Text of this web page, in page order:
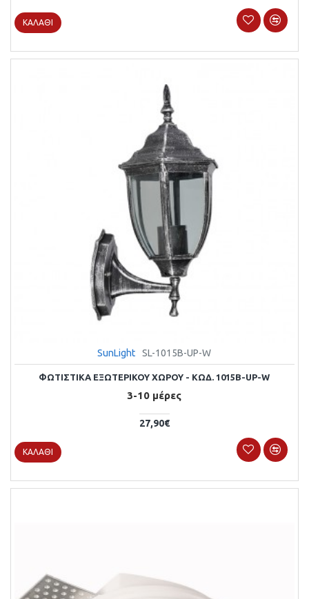
ΚΑΛΆΘΙ
SunLight SL-1015B-UP-W
ΦΩΤΙΣΤΙΚΑ ΕΞΩΤΕΡΙΚΟΥ ΧΩΡΟΥ - ΚΩΔ. 1015B-UP-W
3-10 μέρες
27,90€
ΚΑΛΆΘΙ